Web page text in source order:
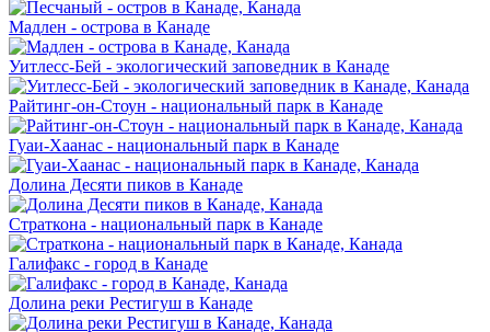
Мадлен - острова в Канаде
Уитлесс-Бей - экологический заповедник в Канаде
Райтинг-он-Стоун - национальный парк в Канаде
Гуаи-Хаанас - национальный парк в Канаде
Долина Десяти пиков в Канаде
Страткона - национальный парк в Канаде
Галифакс - город в Канаде
Долина реки Рестигуш в Канаде